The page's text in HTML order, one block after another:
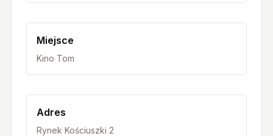
Miejsce
Kino Tom
Adres
Rynek Kościuszki 2